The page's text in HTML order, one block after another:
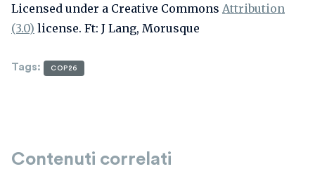
Licensed under a Creative Commons Attribution
(3.0) license. Ft: J Lang, Morusque
Tags: COP26
Contenuti correlati